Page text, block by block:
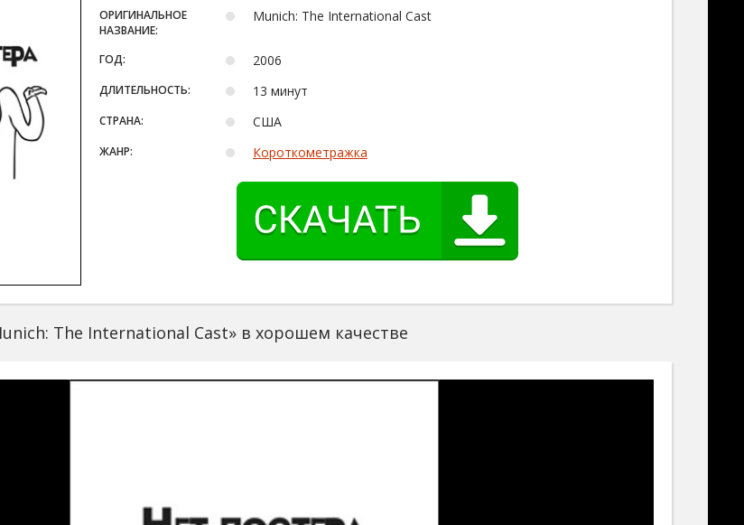
ОРИГИНАЛЬНОЕ
НАЗВАНИЕ:
Munich: The International Cast
ГОД: 2006
ДЛИТЕЛЬНОСТЬ: 13 минут
СТРАНА: США
ЖАНР: Короткометражка
The International Cast» в хорошем качестве